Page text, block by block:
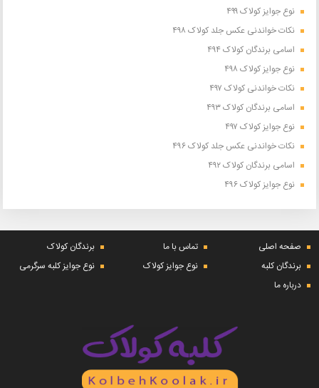
نوع جوایز کولاک ۴۹۹
نکات خواندنی عکس جلد کولاک ۴۹۸
اسامی برندگان کولاک ۴۹۴
نوع جوایز کولاک ۴۹۸
نکات خواندنی کولاک ۴۹۷
اسامی برندگان کولاک ۴۹۳
نوع جوایز کولاک ۴۹۷
نکات خواندنی عکس جلد کولاک ۴۹۶
اسامی برندگان کولاک ۴۹۲
نوع جوایز کولاک ۴۹۶
صفحه اصلی تماس با ما
برندگان کولاک
برندگان کلبه
نوع جوایز کولاک
نوع جوایز کلبه سرگرمی
درباره ما